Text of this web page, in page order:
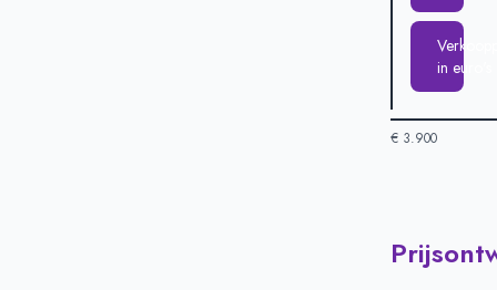
in euro's
€ 3.900